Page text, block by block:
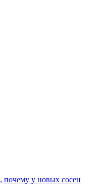
почему у новых сосен